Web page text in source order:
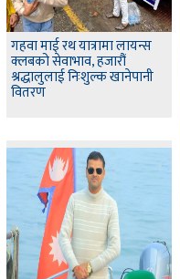
गहवा माई रथ यात्रामा लायन्स
क्लबको सेवाभाव, हजारौं
श्रद्धालुलाई निःशुल्क खानेपानी
वितरण